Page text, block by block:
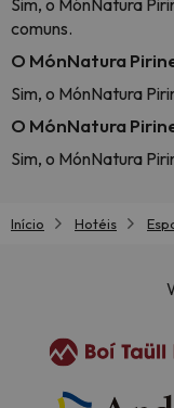
Sim, o MónNatura
comuns.
O MónNatura
Sim, o MónNatura
O MónNatura
Sim, o MónNatura
Início Hotéis